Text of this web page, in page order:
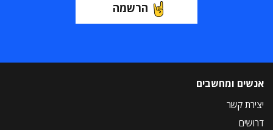
הרשמה
אנשים ומחשבים
יצירת קשר
דרושים